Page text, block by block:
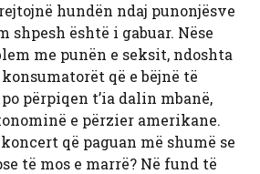
hundën ndaj punonjësve
shpesh është i gabuar. Nëse
me punën e seksit, ndoshta
që e bëjnë të
përpiqen t’ia dalin mbanë,
e përzier amerikane.
që paguan më shumë se
të mos e marrë? Në fund të